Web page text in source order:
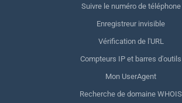
Suivre le numéro de téléphone
Enregistreur invisible
Vérification de l'URL
Compteurs IP et barres d'outils
Mon UserAgent
Recherche de domaine WHOIS